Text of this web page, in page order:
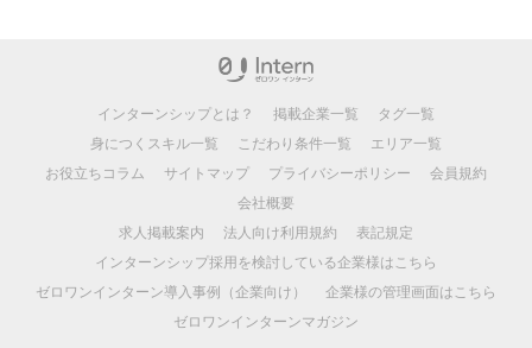
インターンシップとは？ 掲載企業一覧
タグ一覧
身につくスキル一覧
こだわり条件一覧
エリア一覧
お役立ちコラム
サイトマップ プライバシーポリシー
会員規約
会社概要
求人掲載案内
法人向け利用規約
表記規定
インターンシップ採用を検討している企業様はこちら
ゼロワンインターン導入事例（企業向け）
企業様の管理画面はこちら
ゼロワンインターンマガジン